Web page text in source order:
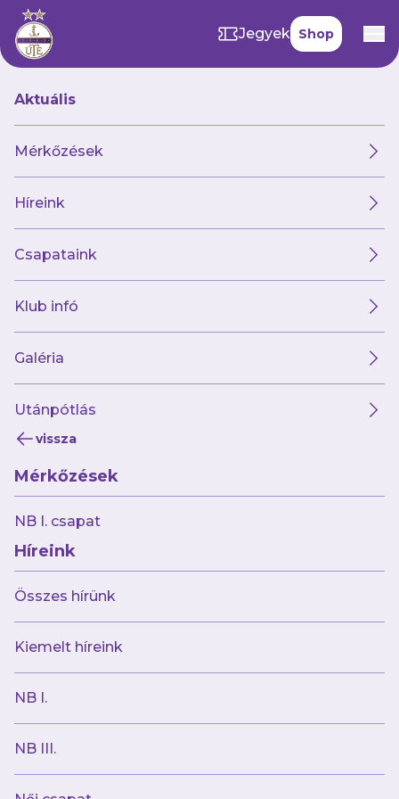
Jegyek Shop
Aktuális
Mérkőzések
Híreink
Csapataink
Klub infó
Galéria
Utánpótlás
vissza
Mérkőzések
NB I. csapat
Híreink
Összes hírünk
Kiemelt híreink
NB I.
NB III.
2024.12.04
A nyolc közé jutás a tét a Magyar Kupában!
2024.12.02